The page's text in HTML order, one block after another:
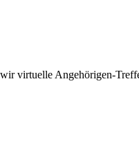
virtuelle Angehörigen-